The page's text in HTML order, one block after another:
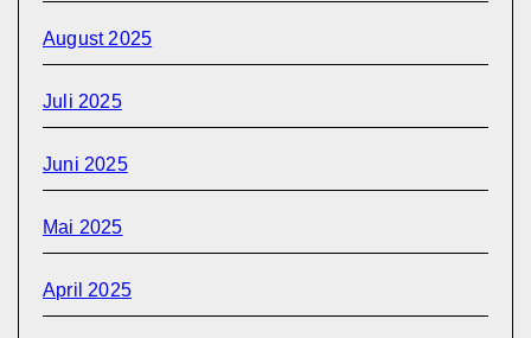
August 2025
Juli 2025
Juni 2025
Mai 2025
April 2025